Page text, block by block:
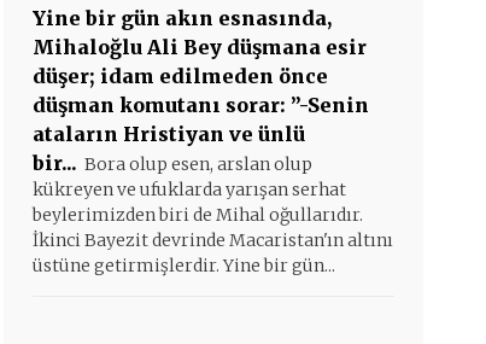
Yine bir gün akın esnasında,
Mihaloğlu Ali Bey düşmana esir
düşer; idam edilmeden önce
düşman komutanı sorar: ”-Senin
ataların Hristiyan ve ünlü
bir... Bora olup esen, arslan olup
kükreyen ve ufuklarda yarışan serhat
beylerimizden biri de Mihal oğullarıdır.
İkinci Bayezit devrinde Macaristan'ın altını
üstüne getirmişlerdir. Yine bir gün...